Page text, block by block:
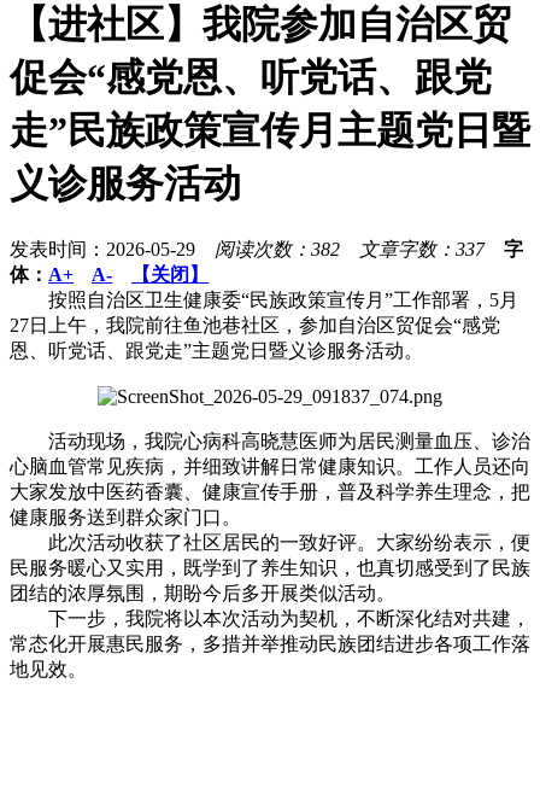
【进社区】我院参加自治区贸
促会“感党恩、听党话、跟党
走”民族政策宣传月主题党日暨
义诊服务活动
发表时间：2026-05-29 阅读次数：382 文章字数：337字
体： A+ A-
【关闭】
按照自治区卫生健康委“民族政策宣传月”工作部署，5月
27日上午，我院前往鱼池巷社区，参加自治区贸促会“感党
恩、听党话、跟党走”主题党日暨义诊服务活动。
活动现场，我院心病科高晓慧医师为居民测量血压、诊治
心脑血管常见疾病，并细致讲解日常健康知识。工作人员还向
大家发放中医药香囊、健康宣传手册，普及科学养生理念，把
健康服务送到群众家门口。
此次活动收获了社区居民的一致好评。大家纷纷表示，便
民服务暖心又实用，既学到了养生知识，也真切感受到了民族
团结的浓厚氛围，期盼今后多开展类似活动。
下一步，我院将以本次活动为契机，不断深化结对共建，
常态化开展惠民服务，多措并举推动民族团结进步各项工作落
地见效。